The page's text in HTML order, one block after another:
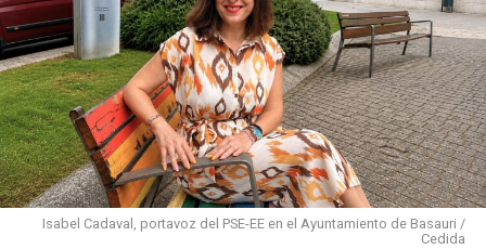
Isabel Cadaval, portavoz del PSE-EE en el Ayuntamiento de Basauri /
Cedida